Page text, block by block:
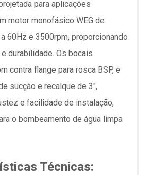
para aplicações
motor monofásico WEG de
a 60Hz e 3500rpm, proporcionando
durabilidade. Os bocais
contra flange para rosca BSP, e
sucção e recalque de 3",
e facilidade de instalação,
o bombeamento de água limpa
Técnicas: